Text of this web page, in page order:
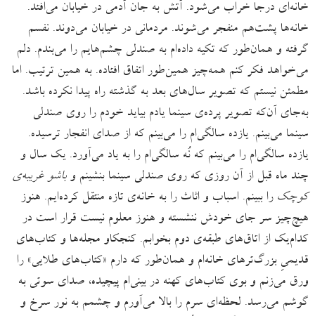
خانه‌ای درجا خراب می‌شود. آتش به جان آدمی در خیابان می‌افتد.
خانه‌ها پشت‌هم منفجر می‌شوند. مردمانی در خیابان می‌دوند. نفسم
گرفته و همان‌طور که تکیه داده‌ام به صندلی چشم‌هایم را می‌بندم. دلم
می‌خواهد فکر کنم همه‌چیز همین‌طور اتفاق افتاده. به همین ترتیب. اما
مطمئن نیستم که تصویر سال‌های بعد به گذشته راه پیدا نکرده باشد.
به‌جای آن‌که تصویر پرده‌ی سینما یادم بیاید خودم را روی صندلی
سینما می‌بینم. یازده سالگی‌ام را می‌بینم که از صدای انفجار ترسیده.
یازده سالگی‌ام را می‌بینم که نُه سالگی‌ام را به یاد می‌آورد. یک سال و
چند ماه قبل از آن روزی که روی صندلی سینما بنشینم و باشو غریبه‌ی
کوچک را ببینم. اسباب و اثاث را به خانه‌ی تازه منتقل کرد‌ه‌ایم. هنوز
هیچ‌چیز سر جای خودش ننشسته و هنوز معلوم نیست قرار است در
کدام‌یک از اتاق‌های طبقه‌ی دوم بخوابم. کنجکاو مجله‌ها و کتاب‌های
قدیمیِ بزرگ‌ترهای خانه‌ام و همان‌طور که دارم «کتاب‌های طلایی» را
ورق می‌زنم و بوی کتاب‌های کهنه در بینی‌ام پیچیده، صدای سوتی به
گوشم می‌رسد. لحظه‌ای سرم را بالا می‌آورم و چشمم به نور سرخ و